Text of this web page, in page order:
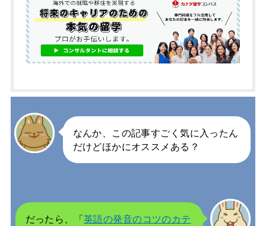
なんか、この記事すごく気に入ったん
だけどほかにオススメある？
だったら、「英語の発音のコツのカテ